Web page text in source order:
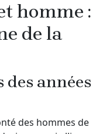
homme :
de la
années
des hommes de